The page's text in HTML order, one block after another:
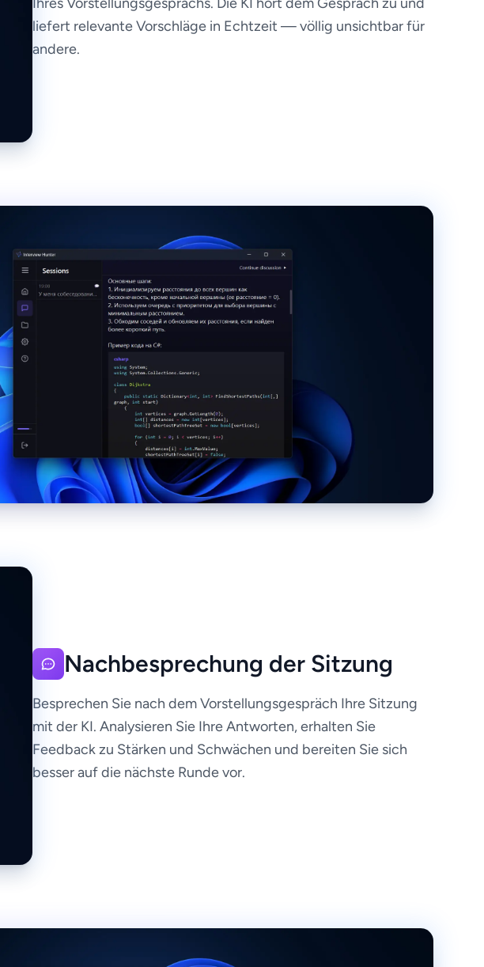
liefert relevante Vorschläge in Echtzeit — völlig unsichtbar für
andere.
Nachbesprechung der Sitzung
Besprechen Sie nach dem Vorstellungsgespräch Ihre Sitzung
mit der KI. Analysieren Sie Ihre Antworten, erhalten Sie
Feedback zu Stärken und Schwächen und bereiten Sie sich
besser auf die nächste Runde vor.